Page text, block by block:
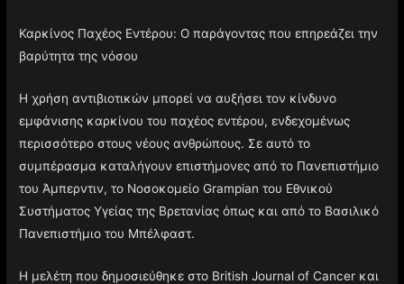
Καρκίνος Παχέος Εντέρου: Ο παράγοντας που επηρεάζει την
βαρύτητα της νόσου
Η χρήση αντιβιοτικών μπορεί να αυξήσει τον κίνδυνο
εμφάνισης καρκίνου του παχέος εντέρου, ενδεχομένως
περισσότερο στους νέους ανθρώπους. Σε αυτό το
συμπέρασμα καταλήγουν επιστήμονες από το Πανεπιστήμιο
του Άμπερντιν, το Νοσοκομείο Grampian του Εθνικού
Συστήματος Υγείας της Βρετανίας όπως και από το Βασιλικό
Πανεπιστήμιο του Μπέλφαστ.
Η μελέτη που δημοσιεύθηκε στο British Journal of Cancer και